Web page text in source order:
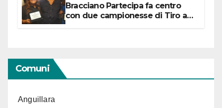
Bracciano Partecipa fa centro
con due campionesse di Tiro a
Comuni
Anguillara